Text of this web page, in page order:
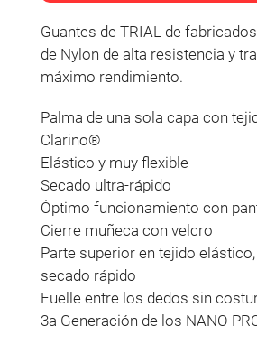
Guantes de TRIAL de fabricados en tejido elástico
de Nylon de alta resistencia y
máximo rendimiento.
Palma de una sola capa con tejidos Nanofront® y
Clarino®
Elástico y muy flexible
Secado ultra-rápido
Óptimo funcionamiento con
Cierre muñeca con velcro
Parte superior en tejido
secado rápido
Fuelle entre los dedos sin
3a Generación de los NANO